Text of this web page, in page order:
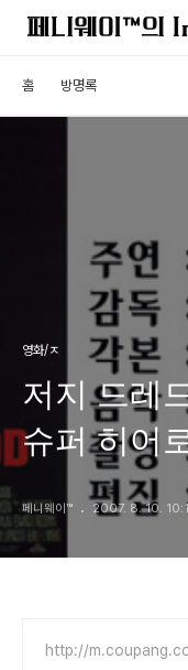
홈 방명록
영화/ㅈ
저지 드레
슈퍼 히어
페니웨이™ 2007. 8. 10.
http://